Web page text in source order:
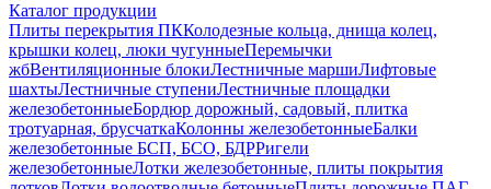
Каталог продукции
Плиты перекрытия ПККолодезные кольца, днища колец,
крышки колец, люки чугунныеПеремычки
жбВентиляционные блокиЛестничные маршиЛифтовые
шахтыЛестничные ступениЛестничные площадки
железобетонныеБордюр дорожный, садовый, плитка
тротуарная, брусчаткаКолонны железобетонныеБалки
железобетонные БСП, БСО, БДРРигели
железобетонныеЛотки железобетонные, плиты покрытия